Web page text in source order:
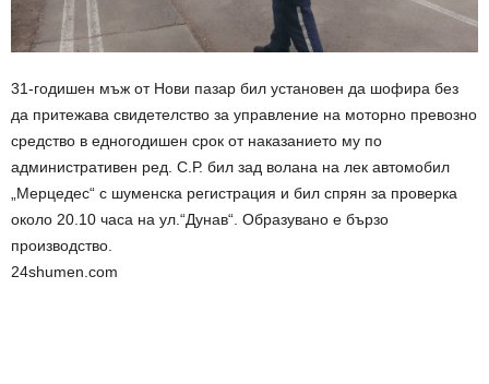
31-годишен мъж от Нови пазар бил установен да шофира без
да притежава свидетелство за управление на моторно превозно
средство в едногодишен срок от наказанието му по
административен ред. С.Р. бил зад волана на лек автомобил
„Мерцедес“ с шуменска регистрация и бил спрян за проверка
около 20.10 часа на ул.“Дунав“. Образувано е бързо
производство.
24shumen.com